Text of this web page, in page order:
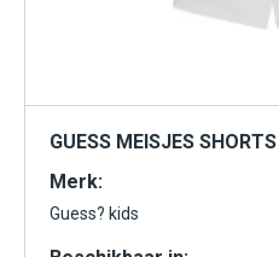
GUESS MEISJES
Merk:
Guess? kids